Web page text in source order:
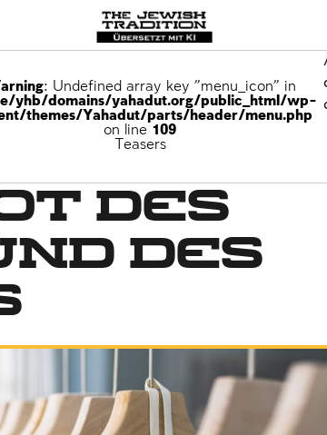
: Undefined array key "menu_icon" in
yhb/domains/yahadut.org/public_html/wp-
themes/Yahadut/parts/header/menu.php
on line 109
Teasers
des
des